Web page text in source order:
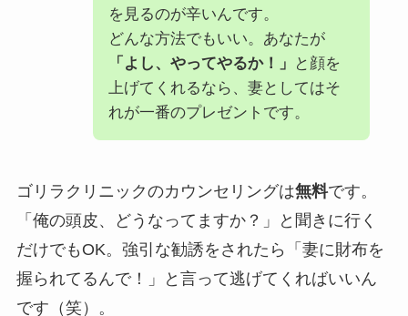
を見るのが辛いんです。
どんな方法でもいい。あなたが
「よし、やってやるか！」
と顔を
上げてくれるなら、妻としてはそ
れが一番のプレゼントです。
ゴリラクリニックのカウンセリングは無料です。
「俺の頭皮、どうなってますか？」と聞きに行く
だけでもOK。強引な勧誘をされたら「妻に財布を
握られてるんで！」と言って逃げてくればいいん
です（笑）。